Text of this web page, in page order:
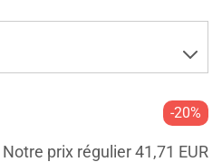
-20%
Notre prix régulier 41,71 EUR